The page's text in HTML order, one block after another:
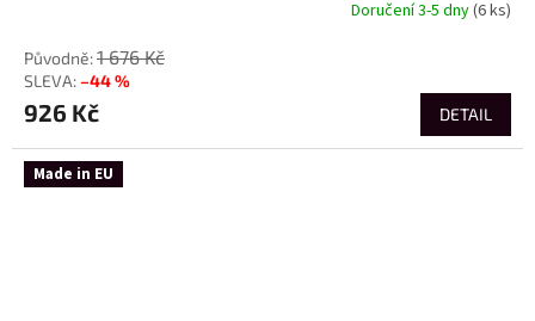
Doručení 3-5 dny(6 ks)
1 676 Kč
–44 %
926 Kč DETAIL
Made in EU